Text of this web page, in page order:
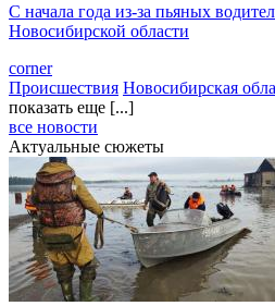
С начала года из‑за пьяных
Новосибирской области
corner
Происшествия Новосибирская
показать еще [...]
все новости
Актуальные сюжеты